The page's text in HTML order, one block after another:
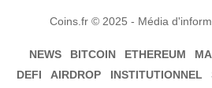
Coins.fr © 2025 - Média
NEWS BITCOIN ETHEREUM
DEFI
AIRDROP INSTITUTIONNEL